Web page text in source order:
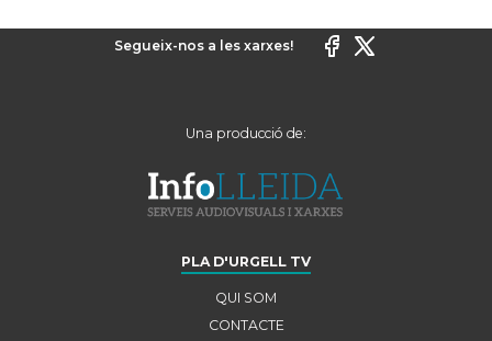
Segueix-nos a les xarxes!
Una producció de:
PLA D'URGELL TV
QUI SOM
CONTACTE